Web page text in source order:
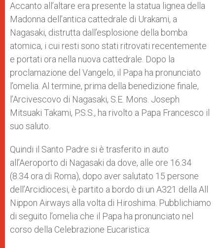
Accanto all’altare era presente la statua lignea della
Madonna dell’antica cattedrale di Urakami, a
Nagasaki, distrutta dall’esplosione della bomba
atomica, i cui resti sono stati ritrovati recentemente
e portati ora nella nuova cattedrale. Dopo la
proclamazione del Vangelo, il Papa ha pronunciato
l’omelia. Al termine, prima della benedizione finale,
l’Arcivescovo di Nagasaki, S.E. Mons. Joseph
Mitsuaki Takami, P.S.S., ha rivolto a Papa Francesco il
suo saluto.
Quindi il Santo Padre si è trasferito in auto
all’Aeroporto di Nagasaki da dove, alle ore 16.34
(8.34 ora di Roma), dopo aver salutato 15 persone
dell’Arcidiocesi, è partito a bordo di un A321 della All
Nippon Airways alla volta di Hiroshima. Pubblichiamo
di seguito l’omelia che il Papa ha pronunciato nel
corso della Celebrazione Eucaristica: